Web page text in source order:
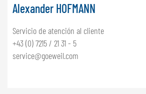
Alexander HOFMANN
Servicio de atención al cliente
+43 (0) 7215 / 21 31 - 5
service@goeweil.com